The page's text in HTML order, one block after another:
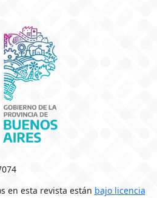
en esta revista están bajo licencia